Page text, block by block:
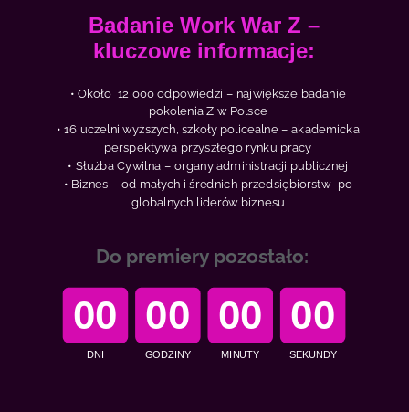
Badanie Work War Z –
kluczowe informacje:
• Około 12 000 odpowiedzi – największe badanie
pokolenia Z w Polsce
• 16 uczelni wyższych, szkoły policealne – akademicka
perspektywa przyszłego rynku pracy
• Służba Cywilna – organy administracji publicznej
• Biznes – od małych i średnich przedsiębiorstw po
globalnych liderów biznesu
00
DNI
00
GODZINY
00
MINUTY
00
SEKUNDY
Do premiery pozostało: